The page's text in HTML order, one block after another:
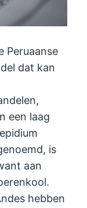
Peruaanse
dat kan
een laag
is
aan
hebben